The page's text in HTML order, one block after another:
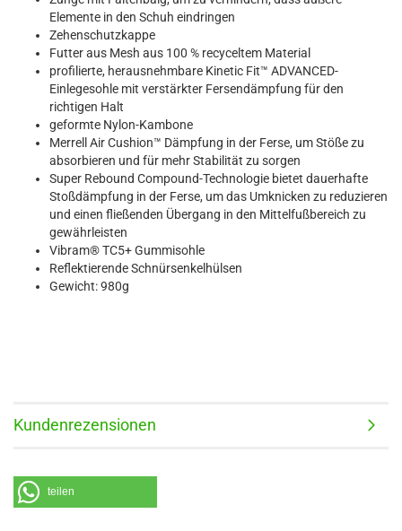
Elemente in den Schuh eindringen
Zehenschutzkappe
Futter aus Mesh aus 100 % recyceltem Material
profilierte, herausnehmbare Kinetic Fit™ ADVANCED-
Einlegesohle mit verstärkter Fersendämpfung für den
richtigen Halt
geformte Nylon-Kambone
Merrell Air Cushion™ Dämpfung in der Ferse, um Stöße zu
absorbieren und für mehr Stabilität zu sorgen
Super Rebound Compound-Technologie bietet dauerhafte
Stoßdämpfung in der Ferse, um das Umknicken zu reduzieren
und einen fließenden Übergang in den Mittelfußbereich zu
gewährleisten
Vibram® TC5+ Gummisohle
Reflektierende Schnürsenkelhülsen
Gewicht: 980g
Kundenrezensionen
teilen